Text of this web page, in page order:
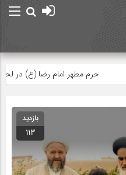
حرم مطهر امام رضا (ع) در لحظه
بازدید
113